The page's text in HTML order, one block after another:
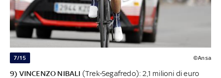
7/15 ©Ansa
9) VINCENZO NIBALI (Trek-Segafredo): 2,1 milioni di euro